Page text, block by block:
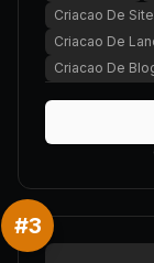
Criacao De
Criacao De
Criacao De
#3